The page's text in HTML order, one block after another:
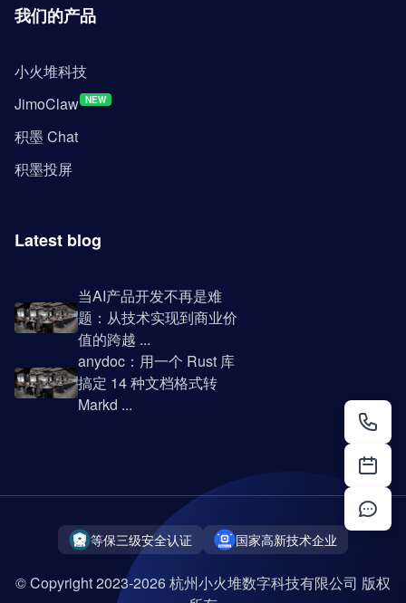
我们的产品
小火堆科技
JimoClaw NEW
积墨 Chat
积墨投屏
Latest blog
当AI产品开发不再是难
题：从技术实现到商业价
值的跨越 ...
anydoc：用一个 Rust 库
搞定 14 种文档格式转
Markd ...
等保三级安全认证 国家高新技术企业
© Copyright 2023-2026 杭州小火堆数字科技有限公司 版权